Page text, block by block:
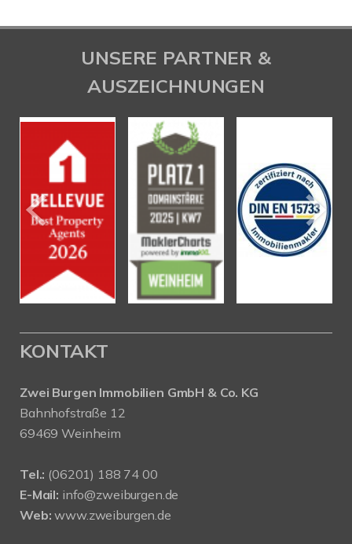
UNSERE PARTNER &
AUSZEICHNUNGEN
KONTAKT
Zwei Burgen Immobilien GmbH & Co. KG
Bahnhofstraße 12
69469 Weinheim
Tel.: (06201) 188 74 00
E-Mail: info@zweiburgen.de
Web: www.zweiburgen.de